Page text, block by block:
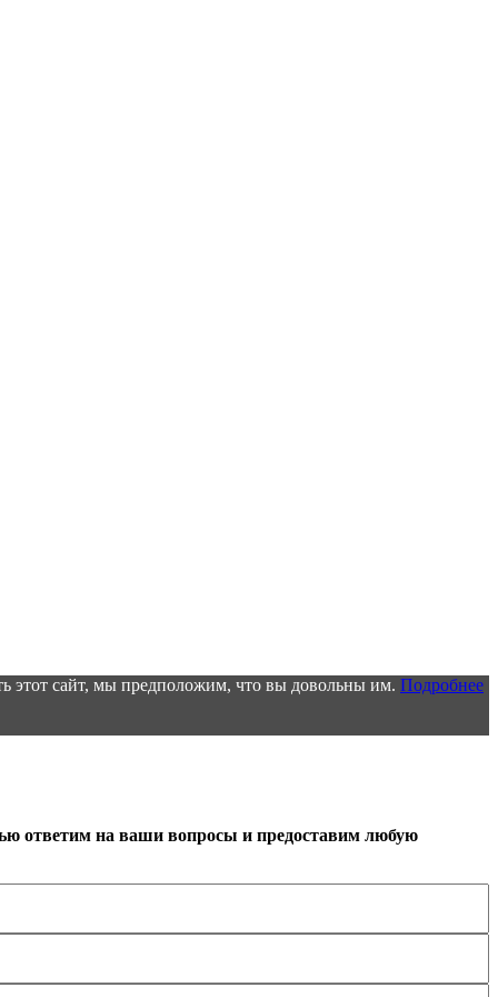
этот сайт, мы предположим, что вы довольны им. Подробнее
ответим на ваши вопросы и предоставим любую